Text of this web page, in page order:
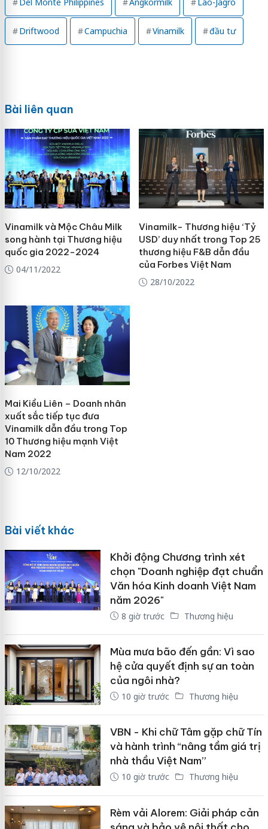
Driftwood Campuchia Vinamilk đầu tư
Bài liên quan
Vinamilk và Mộc Châu Milk
song hành tại Thương hiệu
quốc gia 2022-2024
04/11/2022
Vinamilk- Thương hiệu ‘Tỷ
USD’ duy nhất trong Top 25
thương hiệu F&B dẫn đầu
của Forbes Việt Nam
28/10/2022
Mai Kiều Liên – Doanh nhân
xuất sắc tiếp tục đưa
Vinamilk dẫn đầu trong Top
10 Thương hiệu mạnh Việt
Nam 2022
12/10/2022
Bài viết khác
Khởi động Chương trình xét
chọn "Doanh nghiệp đạt chuẩn
Văn hóa Kinh doanh Việt Nam
năm 2026"
8 giờ trước Thương hiệu
Mùa mưa bão đến gần: Vì sao
hệ cửa quyết định sự an toàn
của ngôi nhà?
10 giờ trước Thương hiệu
VBN - Khi chữ Tâm gặp chữ Tín
và hành trình “nâng tầm giá trị
nhà thầu Việt Nam”
10 giờ trước Thương hiệu
Rèm vải Alorem: Giải pháp cản